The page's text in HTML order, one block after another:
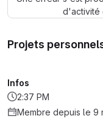
d'activité
Projets
Infos
2:37 PM
Membre depuis le 9